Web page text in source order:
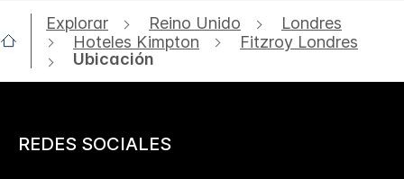
Explorar Reino Unido
Londres
Hoteles Kimpton
Fitzroy Londres
Ubicación
REDES SOCIALES